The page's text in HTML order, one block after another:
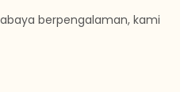
berpengalaman, kami